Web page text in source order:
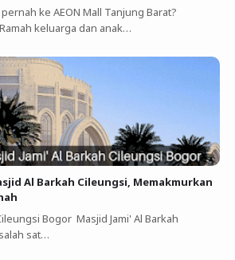
ke AEON Mall Tanjung Barat?
keluarga dan anak…
Al Barkah Cileungsi, Memakmurkan
Bogor Masjid Jami' Al Barkah
sat…